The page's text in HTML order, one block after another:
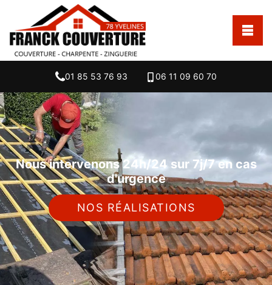
01 85 53 76 93 06 11 09 60 70
Nous intervenons 24h/24 sur 7j/7 en cas
d'urgence
NOS RÉALISATIONS